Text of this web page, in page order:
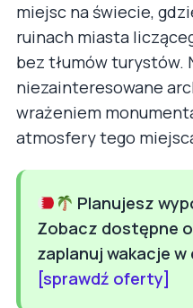
miejsc na świecie,
ruinach miasta
bez tłumów turystów.
niezainteresowane
wrażeniem
atmosfery tego
Planujesz
Zobacz dostępne
zaplanuj wakacje
[sprawdź oferty]